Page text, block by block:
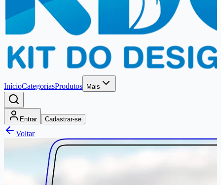
InícioCategoriasProdutos Mais
Entrar Cadastrar-se
Voltar